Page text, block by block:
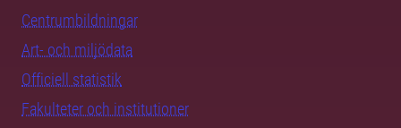
Centrumbildningar
Art- och miljödata
Officiell statistik
Fakulteter och institutioner